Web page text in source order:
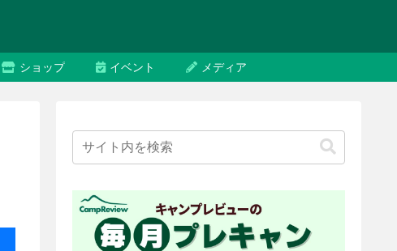
ショップ イベント メディア